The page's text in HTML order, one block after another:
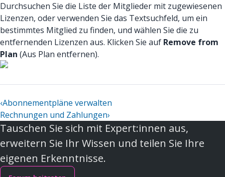
Durchsuchen Sie die Liste der Mitglieder mit zugewiesenen
Lizenzen, oder verwenden Sie das Textsuchfeld, um ein
bestimmtes Mitglied zu finden, und wählen Sie die zu
entfernenden Lizenzen aus. Klicken Sie auf Remove from
Plan (Aus Plan entfernen).
‹Abonnementpläne verwalten
Rechnungen und Zahlungen›
Tauschen Sie sich mit Expert:innen aus,
erweitern Sie Ihr Wissen und teilen Sie Ihre
eigenen Erkenntnisse.